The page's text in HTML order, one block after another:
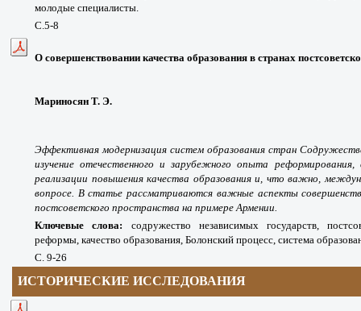
молодые специалисты.
С.5-8
О совершенствовании качества образования в странах
Мариносян Т. Э.
Эффективная модернизация систем образования стран
изучение отечественного и зарубежного опыта
реализации повышения качества образования и, что важно,
вопросе. В статье рассматриваются важные аспекты
постсоветского пространства на примере Армении.
Ключевые слова: содружество независимых государств,
реформы, качество образования, Болонский процесс, система
С. 9-26
ИСТОРИЧЕСКИЕ ИССЛЕДОВАНИЯ